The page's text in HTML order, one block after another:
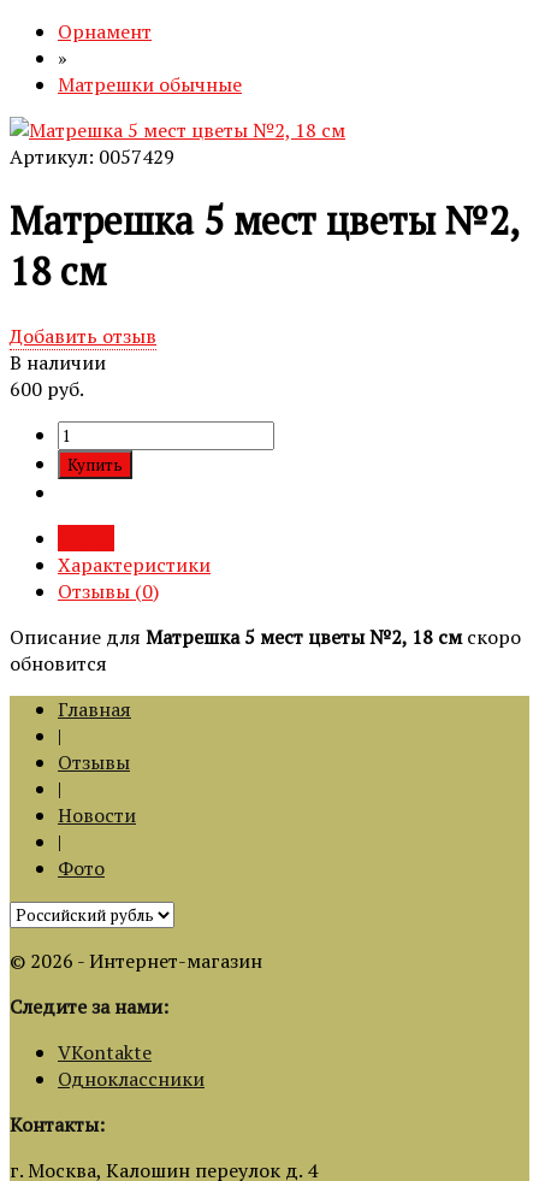
Орнамент
»
Матрешки обычные
Артикул: 0057429
Матрешка 5 мест цветы №2,
18 см
Добавить отзыв
В наличии
600 руб.
Характеристики
Отзывы (0)
Описание для Матрешка 5 мест цветы №2, 18 смскоро
обновится
Главная
|
Отзывы
|
Новости
|
Фото
© 2026 - Интернет-магазин
Следите за нами:
VKontakte
Одноклассники
Контакты:
г. Москва, Калошин переулок д. 4